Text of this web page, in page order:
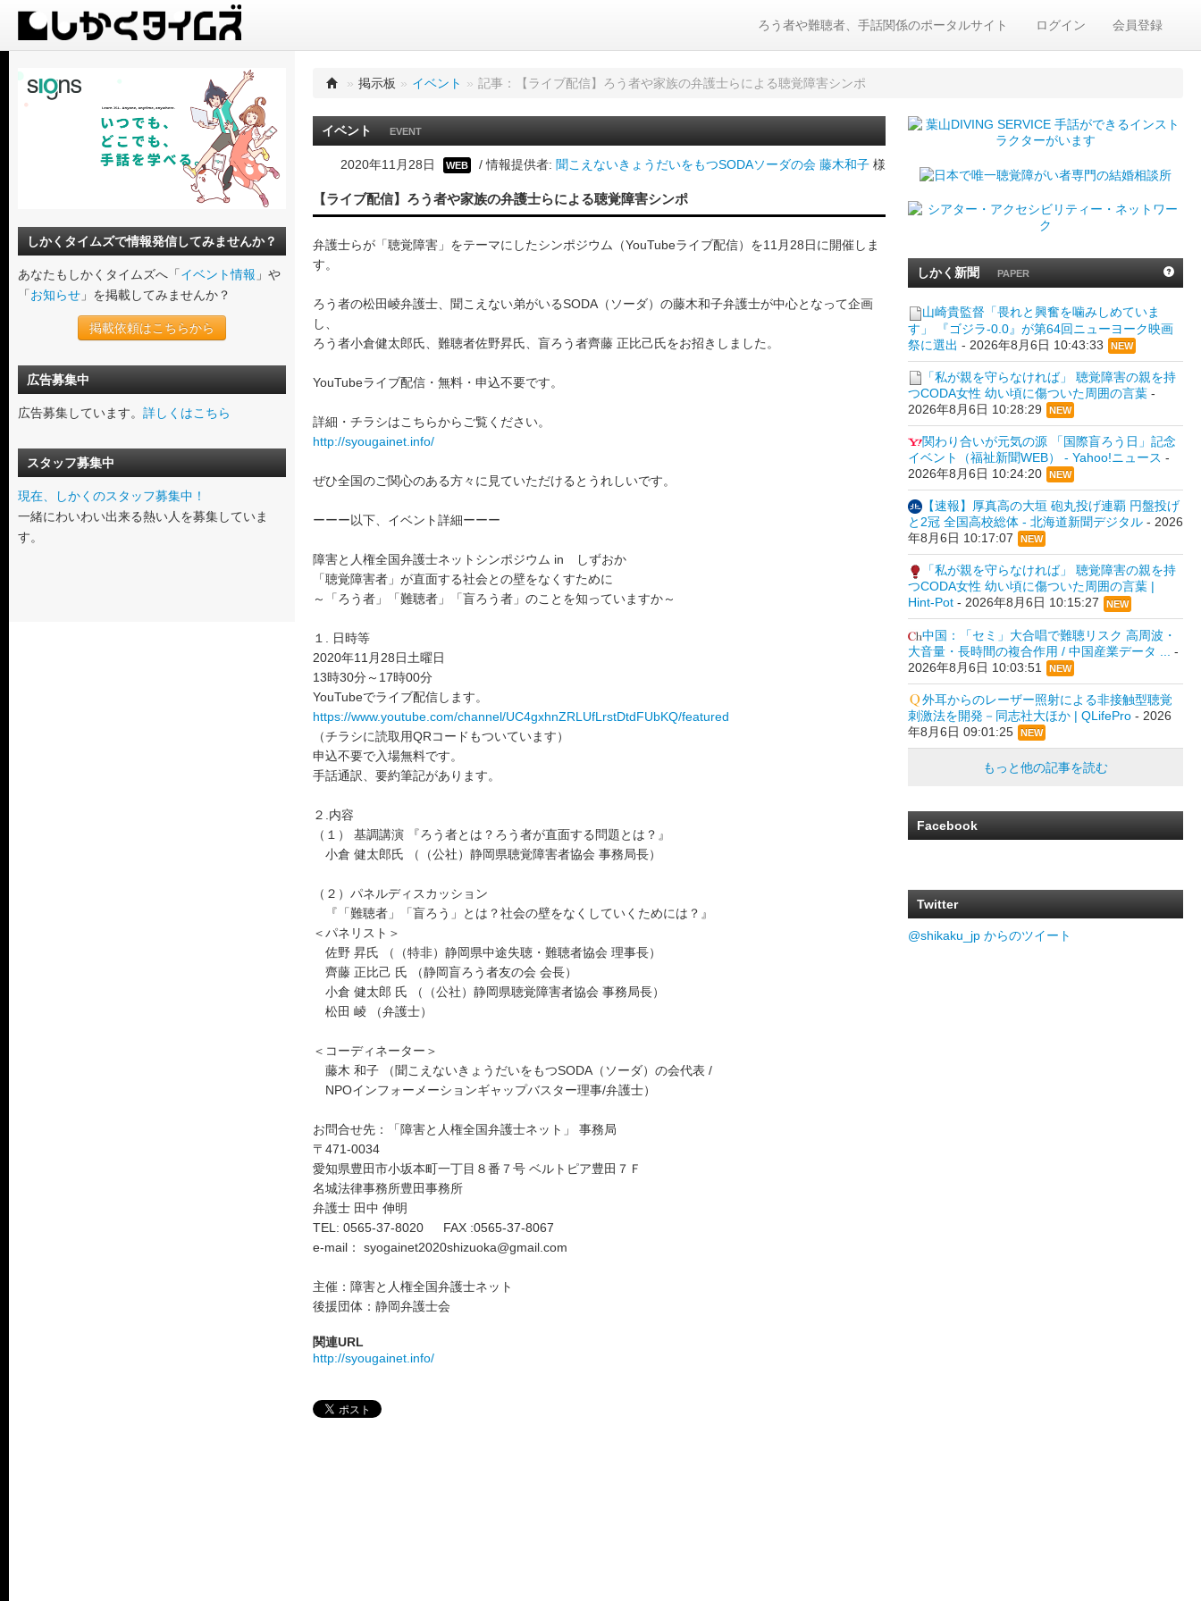
ログイン 会員登録
ろう者や難聴者、手話関係のポータルサイト
しかくタイムズで情報発信してみませんか？
あなたもしかくタイムズへ「イベント情報 」や
「お知らせ 」を掲載してみませんか？
掲載依頼はこちらから
広告募集中
広告募集しています。 詳しくはこちら
スタッフ募集中
現在、しかくのスタッフ募集中！
一緒にわいわい出来る熱い人を募集していま
す。
» 掲示板 » イベント » 記事：【ライブ配信】ろう者や家族の弁護士らによる聴覚障害シンポ
イベント EVENT
2020年11月28日 WEB / 情報提供者: 聞こえないきょうだいをもつSODAソーダの会 藤木和子 様
【ライブ配信】ろう者や家族の弁護士らによる聴覚障害シンポ
弁護士らが「聴覚障害」をテーマにしたシンポジウム（YouTubeライブ配信）を11月28日に開催しま
す。
ろう者の松田崚弁護士、聞こえない弟がいるSODA（ソーダ）の藤木和子弁護士が中心となって企画
し、
ろう者小倉健太郎氏、難聴者佐野昇氏、盲ろう者齊藤 正比己氏をお招きしました。
YouTubeライブ配信・無料・申込不要です。
詳細・チラシはこちらからご覧ください。
http://syougainet.info/
ぜひ全国のご関心のある方々に見ていただけるとうれしいです。
ーーー以下、イベント詳細ーーー
障害と人権全国弁護士ネットシンポジウム in しずおか
「聴覚障害者」が直面する社会との壁をなくすために
～「ろう者」「難聴者」「盲ろう者」のことを知っていますか～
１. 日時等
2020年11月28日土曜日
13時30分～17時00分
YouTubeでライブ配信します。
https://www.youtube.com/channel/UC4gxhnZRLUfLrstDtdFUbKQ/featured
（チラシに読取用QRコードもついています）
申込不要で入場無料です。
手話通訳、要約筆記があります。
２.内容
（１） 基調講演 『ろう者とは？ろう者が直面する問題とは？』
小倉 健太郎氏 （（公社）静岡県聴覚障害者協会 事務局長）
（２）パネルディスカッション
『「難聴者」「盲ろう」とは？社会の壁をなくしていくためには？』
＜パネリスト＞
佐野 昇氏 （（特非）静岡県中途失聴・難聴者協会 理事長）
齊藤 正比己 氏 （静岡盲ろう者友の会 会長）
小倉 健太郎 氏 （（公社）静岡県聴覚障害者協会 事務局長）
松田 崚 （弁護士）
＜コーディネーター＞
藤木 和子 （聞こえないきょうだいをもつSODA（ソーダ）の会代表 /
NPOインフォーメーションギャップバスター理事/弁護士）
お問合せ先：「障害と人権全国弁護士ネット」 事務局
〒471-0034
愛知県豊田市小坂本町一丁目８番７号 ベルトピア豊田７Ｆ
名城法律事務所豊田事務所
弁護士 田中 伸明
TEL: 0565-37-8020 FAX :0565-37-8067
e-mail： syogainet2020shizuoka@gmail.com
主催：障害と人権全国弁護士ネット
後援団体：静岡弁護士会
関連URL
http://syougainet.info/
しかく新聞 PAPER
山崎貴監督「畏れと興奮を噛みしめていま
す」 『ゴジラ-0.0』が第64回ニューヨーク映画
祭に選出 - 2026年8月6日 10:43:33 NEW
「私が親を守らなければ」 聴覚障害の親を持
つCODA女性 幼い頃に傷ついた周囲の言葉-
2026年8月6日 10:28:29
NEW
関わり合いが元気の源 「国際盲ろう日」記念
イベント（福祉新聞WEB） - Yahoo!ニュース -
2026年8月6日 10:24:20
NEW
【速報】厚真高の大垣 砲丸投げ連覇 円盤投げ
と2冠 全国高校総体 - 北海道新聞デジタル- 2026
年8月6日 10:17:07
NEW
「私が親を守らなければ」 聴覚障害の親を持
つCODA女性 幼い頃に傷ついた周囲の言葉 |
Hint-Pot- 2026年8月6日 10:15:27 NEW
中国：「セミ」大合唱で難聴リスク 高周波・
大音量・長時間の複合作用 / 中国産業データ ...
-
2026年8月6日 10:03:51
NEW
外耳からのレーザー照射による非接触型聴覚
刺激法を開発－同志社大ほか | QLifePro- 2026
年8月6日 09:01:25
NEW
もっと他の記事を読む
Facebook
Twitter
@shikaku_jp からのツイート